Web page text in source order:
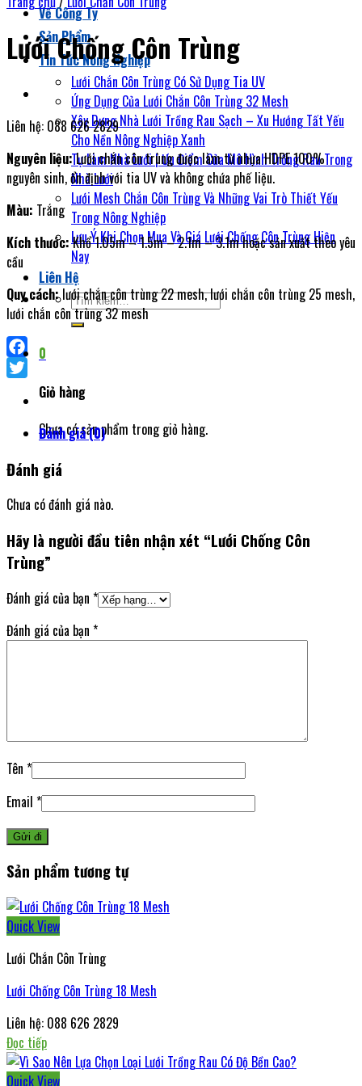
Về Công Ty
Sản Phẩm
Tin Tức Nông Nghiệp
Lưới Chắn Côn Trùng Có Sử Dụng Tia UV
Ứng Dụng Của Lưới Chắn Côn Trùng 32 Mesh
Xây Dựng Nhà Lưới Trồng Rau Sạch – Xu Hướng Tất Yếu
Cho Nền Nông Nghiệp Xanh
Tự Làm Nhà Lưới | Ưu Điểm Của Mô Hình Trồng Rau Trong
Nhà Lưới
Lưới Mesh Chắn Côn Trùng Và Những Vai Trò Thiết Yếu
Trong Nông Nghiệp
Lưu Ý Khi Chọn Mua Và Giá Lưới Chống Côn Trùng Hiện
Nay
Liên Hệ
Tìm
kiếm:
0
Giỏ hàng
Chưa có sản phẩm trong giỏ hàng.
Lưới Chống Côn Trùng
Liên hệ: 088 626 2829
Nguyên liệu:Lưới chắn côn trùng được làm từ nhựa HDPE 100%
nguyên sinh, ổn định với tia UV và không chứa phế liệu.
Màu: Trắng
Kích thước:Khổ 1.05m – 1.5m – 2.1m – 3.1m hoặc sản xuất theo yêu
cầu
Quy cách:lưới chắn côn trùng 22 mesh, lưới chắn côn trùng 25 mesh,
lưới chắn côn trùng 32 mesh
Facebook
Twitter
Đánh giá (0)
Đánh giá
Chưa có đánh giá nào.
Hãy là người đầu tiên nhận xét “Lưới Chống Côn
Trùng”
Đánh giá của bạn *
Đánh giá của bạn *
Tên *
Email *
Sản phẩm tương tự
Quick View
Lưới Chắn Côn Trùng
Lưới Chống Côn Trùng 18 Mesh
Liên hệ: 088 626 2829
Đọc tiếp
Quick View